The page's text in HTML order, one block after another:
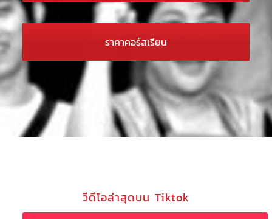
ราคาคอร์สเรียน
วีดีโอล่าสุดบน Tiktok